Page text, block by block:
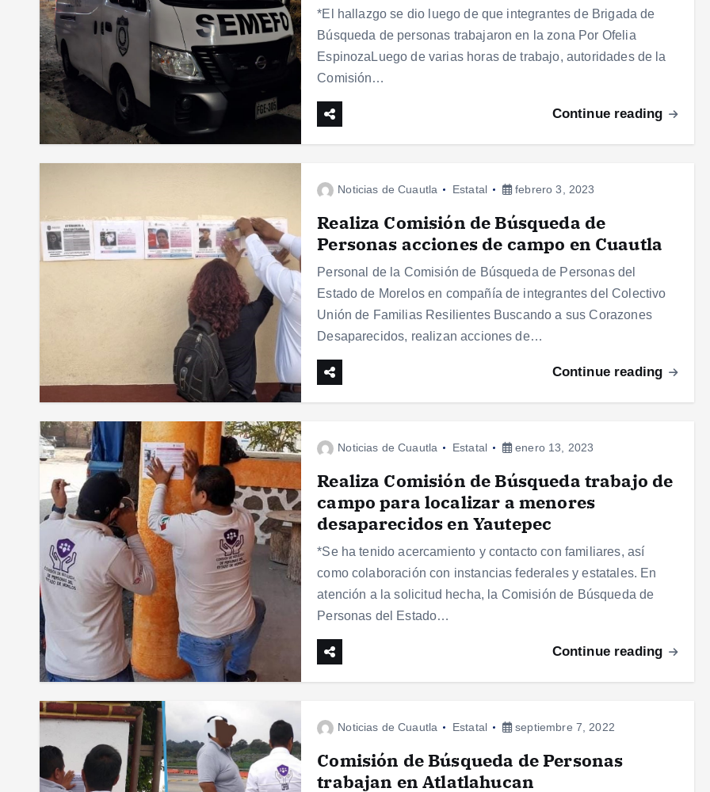
*El hallazgo se dio luego de que integrantes de Brigada de
Búsqueda de personas trabajaron en la zona Por Ofelia
EspinozaLuego de varias horas de trabajo, autoridades de la
Comisión…
Continue reading
Noticias de Cuautla Estatal febrero 3, 2023
Realiza Comisión de Búsqueda de
Personas acciones de campo en Cuautla
Personal de la Comisión de Búsqueda de Personas del
Estado de Morelos en compañía de integrantes del Colectivo
Unión de Familias Resilientes Buscando a sus Corazones
Desaparecidos, realizan acciones de…
Continue reading
Noticias de Cuautla Estatal enero 13, 2023
Realiza Comisión de Búsqueda trabajo de
campo para localizar a menores
desaparecidos en Yautepec
*Se ha tenido acercamiento y contacto con familiares, así
como colaboración con instancias federales y estatales. En
atención a la solicitud hecha, la Comisión de Búsqueda de
Personas del Estado…
Continue reading
Noticias de Cuautla Estatal septiembre 7, 2022
Comisión de Búsqueda de Personas
trabajan en Atlatlahucan